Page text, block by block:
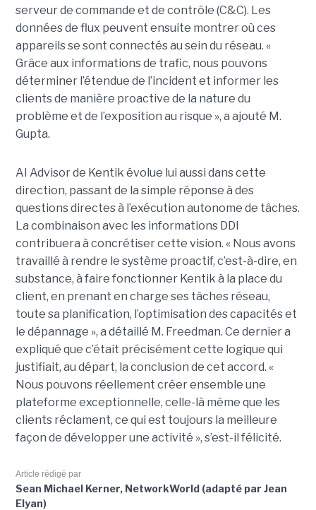
serveur de commande et de contrôle (C&C). Les
données de flux peuvent ensuite montrer où ces
appareils se sont connectés au sein du réseau. «
Grâce aux informations de trafic, nous pouvons
déterminer l’étendue de l’incident et informer les
clients de manière proactive de la nature du
problème et de l’exposition au risque », a ajouté M.
Gupta.
AI Advisor de Kentik évolue lui aussi dans cette
direction, passant de la simple réponse à des
questions directes à l’exécution autonome de tâches.
La combinaison avec les informations DDI
contribuera à concrétiser cette vision. « Nous avons
travaillé à rendre le système proactif, c’est-à-dire, en
substance, à faire fonctionner Kentik à la place du
client, en prenant en charge ses tâches réseau,
toute sa planification, l’optimisation des capacités et
le dépannage », a détaillé M. Freedman. Ce dernier a
expliqué que c’était précisément cette logique qui
justifiait, au départ, la conclusion de cet accord. «
Nous pouvons réellement créer ensemble une
plateforme exceptionnelle, celle-là même que les
clients réclament, ce qui est toujours la meilleure
façon de développer une activité », s’est-il félicité.
Article rédigé par
Sean Michael Kerner, NetworkWorld (adapté par Jean
Elyan)